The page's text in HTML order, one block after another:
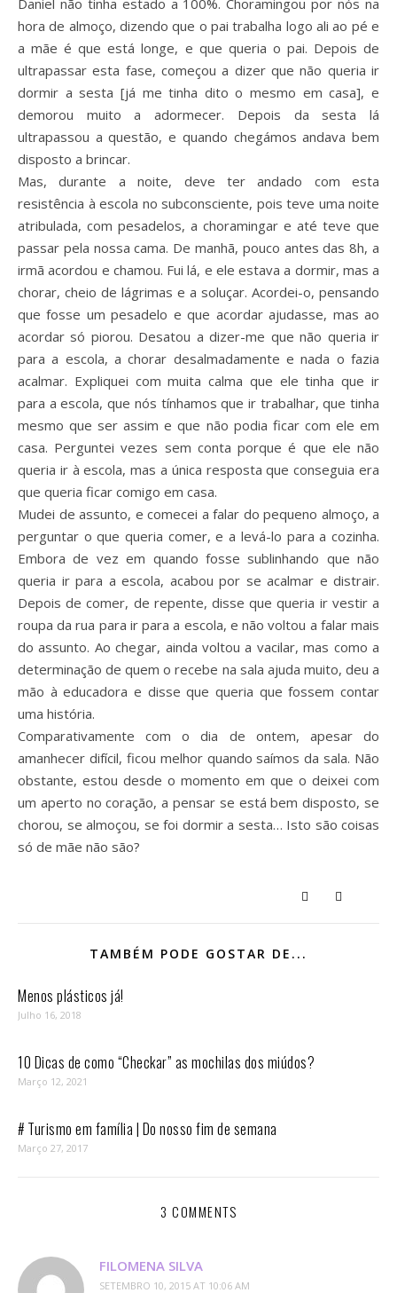
Daniel não tinha estado a 100%. Choramingou por nós na
hora de almoço, dizendo que o pai trabalha logo ali ao pé e
a mãe é que está longe, e que queria o pai. Depois de
ultrapassar esta fase, começou a dizer que não queria ir
dormir a sesta [já me tinha dito o mesmo em casa], e
demorou muito a adormecer. Depois da sesta lá
ultrapassou a questão, e quando chegámos andava bem
disposto a brincar.
Mas, durante a noite, deve ter andado com esta
resistência à escola no subconsciente, pois teve uma noite
atribulada, com pesadelos, a choramingar e até teve que
passar pela nossa cama. De manhã, pouco antes das 8h, a
irmã acordou e chamou. Fui lá, e ele estava a dormir, mas a
chorar, cheio de lágrimas e a soluçar. Acordei-o, pensando
que fosse um pesadelo e que acordar ajudasse, mas ao
acordar só piorou. Desatou a dizer-me que não queria ir
para a escola, a chorar desalmadamente e nada o fazia
acalmar. Expliquei com muita calma que ele tinha que ir
para a escola, que nós tínhamos que ir trabalhar, que tinha
mesmo que ser assim e que não podia ficar com ele em
casa. Perguntei vezes sem conta porque é que ele não
queria ir à escola, mas a única resposta que conseguia era
que queria ficar comigo em casa.
Mudei de assunto, e comecei a falar do pequeno almoço, a
perguntar o que queria comer, e a levá-lo para a cozinha.
Embora de vez em quando fosse sublinhando que não
queria ir para a escola, acabou por se acalmar e distrair.
Depois de comer, de repente, disse que queria ir vestir a
roupa da rua para ir para a escola, e não voltou a falar mais
do assunto. Ao chegar, ainda voltou a vacilar, mas como a
determinação de quem o recebe na sala ajuda muito, deu a
mão à educadora e disse que queria que fossem contar
uma história.
Comparativamente com o dia de ontem, apesar do
amanhecer difícil, ficou melhor quando saímos da sala. Não
obstante, estou desde o momento em que o deixei com
um aperto no coração, a pensar se está bem disposto, se
chorou, se almoçou, se foi dormir a sesta… Isto são coisas
só de mãe não são?
TAMBÉM PODE GOSTAR DE...
Menos plásticos já!
Julho 16, 2018
10 Dicas de como “Checkar” as mochilas dos miúdos?
Março 12, 2021
# Turismo em família | Do nosso fim de semana
Março 27, 2017
3 COMMENTS
FILOMENA SILVA
SETEMBRO 10, 2015 AT 10:06 AM